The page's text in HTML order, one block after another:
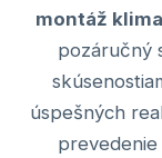
montáž
pozáručný
úspešných